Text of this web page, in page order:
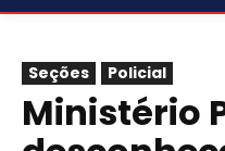
Seções Policial
Ministério